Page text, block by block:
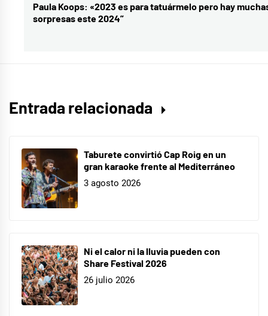
Grammys
Entrada
siguiente:
Paula Koops: «2023 es para tatuármelo pero hay
sorpresas este 2024”
Entrada relacionada
Taburete convirtió Cap Roig en un
gran karaoke frente al Mediterráneo
3 agosto 2026
Ni el calor ni la lluvia pueden con
Share Festival 2026
26 julio 2026